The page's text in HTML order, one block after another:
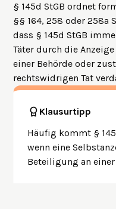
§ 145d StGB ordnet
§§ 164, 258 oder 258a
dass § 145d StGB
Täter durch die
einer Behörde oder
rechtswidrigen Tat
Klausurtipp
Häufig kommt §
wenn eine
Beteiligung an